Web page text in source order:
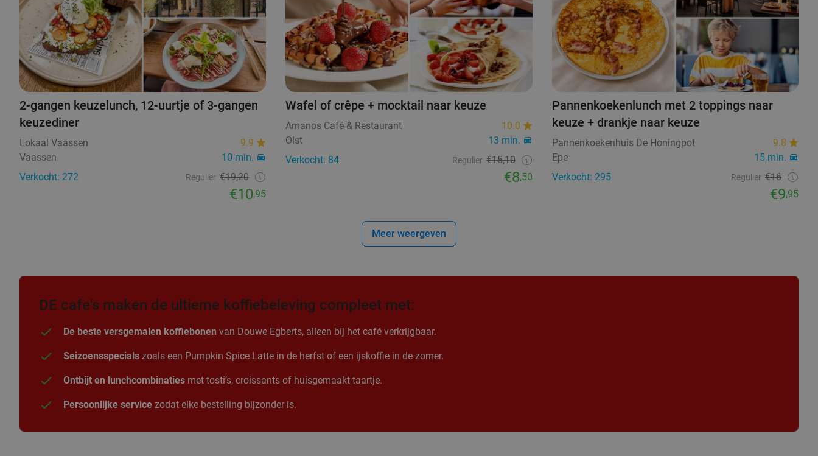
2-gangen keuzelunch, 12-uurtje of 3-gangen
keuzediner
Lokaal Vaassen
9.9
Vaassen
10 min.
Verkocht: 272
Regulier €19,20
€10,95
Wafel of crêpe + mocktail naar keuze
Amanos Café & Restaurant
10.0
Olst
13 min.
Verkocht: 84
Regulier €15,10
€8,50
Pannenkoekenlunch met 2 toppings naar
keuze + drankje naar keuze
Pannenkoekenhuis De Honingpot
9.8
Epe
15 min.
Verkocht: 295
Regulier €16
€9,95
Meer weergeven
DE cafe's maken de ultieme koffiebeleving compleet met:
De beste versgemalen koffiebonen van Douwe Egberts, alleen bij het café verkrijgbaar.
Seizoensspecials zoals een Pumpkin Spice Latte in de herfst of een ijskoffie in de zomer.
Ontbijt en lunchcombinaties met tosti’s, croissants of huisgemaakt taartje.
Persoonlijke service zodat elke bestelling bijzonder is.